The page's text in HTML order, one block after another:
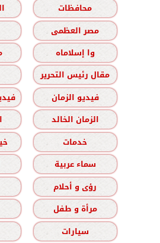
محافظات
مصر العظمى
وا إسلاماه
مقال رئيس التحرير
فيديو الزمان
الزمان الخالد
خدمات
سماء عربية
رؤى و أحلام
مرأة و طفل
سيارات